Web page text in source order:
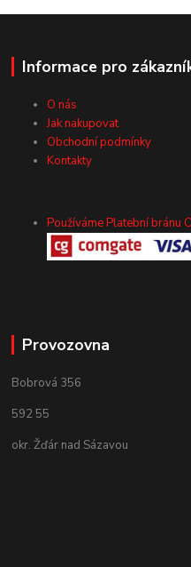
Informace pro
O nás
Jak nakupovat
Obchodní podmínky
Kontakty
Používáme Platební bránu
Provozovna
Bobrová 356
592 55
okr. Žďár nad Sázavou